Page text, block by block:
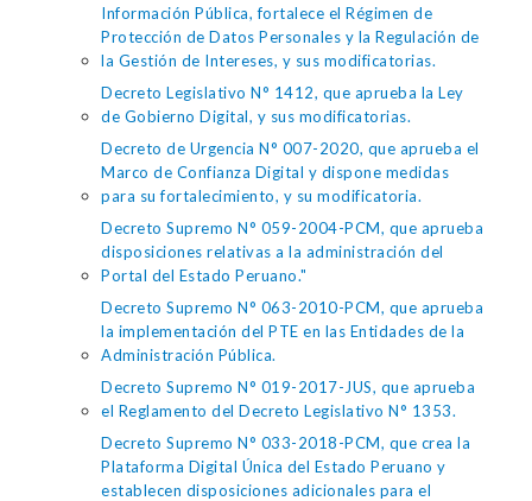
Información Pública, fortalece el Régimen de
Protección de Datos Personales y la Regulación de
la Gestión de Intereses, y sus modificatorias.
Decreto Legislativo N° 1412, que aprueba la Ley
de Gobierno Digital, y sus modificatorias.
Decreto de Urgencia N° 007-2020, que aprueba el
Marco de Confianza Digital y dispone medidas
para su fortalecimiento, y su modificatoria.
Decreto Supremo N° 059-2004-PCM, que aprueba
disposiciones relativas a la administración del
Portal del Estado Peruano."
Decreto Supremo N° 063-2010-PCM, que aprueba
la implementación del PTE en las Entidades de la
Administración Pública.
Decreto Supremo N° 019-2017-JUS, que aprueba
el Reglamento del Decreto Legislativo N° 1353.
Decreto Supremo N° 033-2018-PCM, que crea la
Plataforma Digital Única del Estado Peruano y
establecen disposiciones adicionales para el